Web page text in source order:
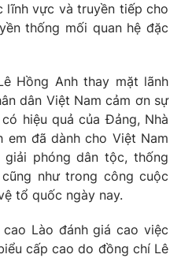
Việt Nam
điện tử số 483/GP-BTTTT
Hạnh, Phạm Quốc Thắng,
lĩnh vực và truyền tiếp cho
thống mối quan hệ đặc
Hồng Anh thay mặt lãnh
dân Việt Nam cảm ơn sự
hiệu quả của Đảng, Nhà
em đã dành cho Việt Nam
phóng dân tộc, thống
như trong công cuộc
tổ quốc ngày nay.
Lào đánh giá cao việc
cấp cao do đồng chí Lê